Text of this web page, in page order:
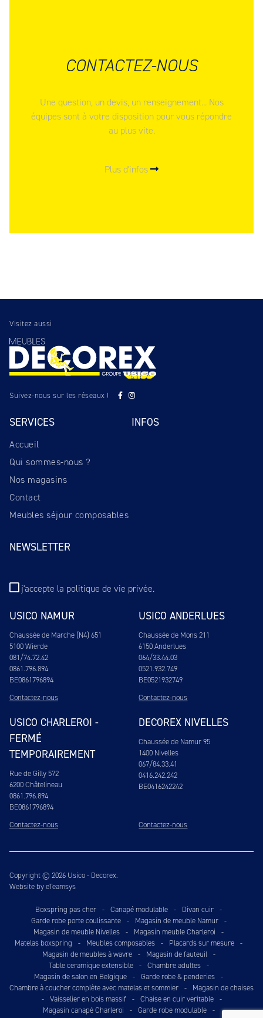
CONTACTEZ-NOUS
Une question, un devis, un renseignement... Nos
équipes sont à votre disposition pour vous répondre
au plus vite.
Plus d'infos
Visitez aussi
Suivez-nous sur les réseaux !
SERVICES
Accueil
Qui sommes-nous ?
Nos magasins
Contact
Meubles séjour composables
INFOS
NEWSLETTER
j'accepte la politique de vie privée.
USICO NAMUR
Chaussée de Marche (N4) 651
5100 Wierde
081/74.72.42
0861.796.894
BE0861796894
Contactez-nous
USICO ANDERLUES
Chaussée de Mons 211
6150 Anderlues
064/33.44.03
0521.932.749
BE0521932749
Contactez-nous
USICO CHARLEROI -
FERMÉ
TEMPORAIREMENT
Rue de Gilly 572
6200 Châtelineau
0861.796.894
BE0861796894
Contactez-nous
DECOREX NIVELLES
Chaussée de Namur 95
1400 Nivelles
067/84.33.41
0416.242.242
BE0416242242
Contactez-nous
Copyright © 2026 Usico - Decorex.
Website by eTeamsys
Boxspring pas cher - Canapé modulable - Divan cuir -
Garde robe porte coulissante
- Magasin de meuble Namur
-
Magasin de meuble Nivelles - Magasin meuble Charleroi
-
Matelas boxspring
- Meubles composables - Placards sur mesure -
Magasin de meubles à wavre
- Magasin de fauteuil
-
Table ceramique extensible
- Chambre adultes
-
Magasin de salon en Belgique - Garde robe & penderies -
Chambre à coucher complète avec matelas et sommier -
Magasin de chaises
-
Vaisselier en bois massif - Chaise en cuir veritable
-
Magasin canapé Charleroi
- Garde robe modulable
-